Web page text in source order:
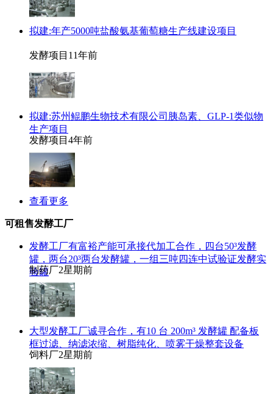
拟建:年产5000吨盐酸氨基葡萄糖生产线建设项目
发酵项目 11年前
拟建:苏州鲲鹏生物技术有限公司胰岛素、GLP-1类似物
生产项目
发酵项目 4年前
查看更多
可租售发酵工厂
发酵工厂有富裕产能可承接代加工合作，四台50³发酵
罐，两台20³两台发酵罐，一组三吨四连中试验证发酵实
验罐
制药厂2星期前
大型发酵工厂诚寻合作，有10 台 200m³ 发酵罐 配备板
框过滤、纳滤浓缩、树脂纯化、喷雾干燥整套设备
饲料厂2星期前